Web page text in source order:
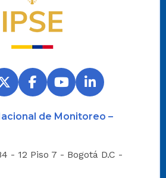
de Monitoreo –
- 12 Piso 7 - Bogotá D.C -